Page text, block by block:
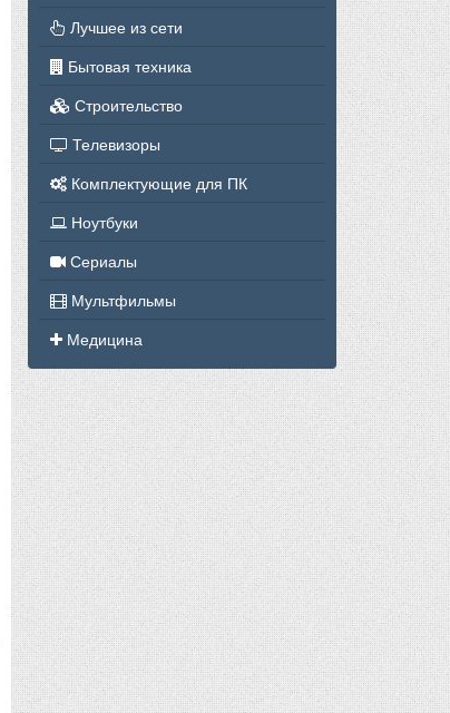
Лучшее из сети
Бытовая техника
Строительство
Телевизоры
Комплектующие для ПК
Ноутбуки
Сериалы
Мультфильмы
Медицина